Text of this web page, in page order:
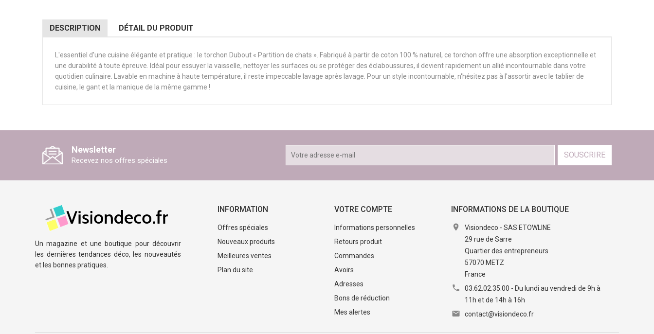
DESCRIPTION DÉTAIL DU PRODUIT
L'essentiel d'une cuisine élégante et pratique : le torchon Dubout « Partition de chats ». Fabriqué à partir de coton 100 % naturel, ce torchon offre une absorption exceptionnelle et
une durabilité à toute épreuve. Idéal pour essuyer la vaisselle, nettoyer les surfaces ou se protéger des éclaboussures, il devient rapidement un allié incontournable dans votre
quotidien culinaire. Lavable en machine à haute température, il reste impeccable lavage après lavage. Pour un style incontournable, n'hésitez pas à l'assortir avec le tablier de
cuisine, le gant et la manique de la même gamme !
Newsletter
Recevez nos offres spéciales
SOUSCRIRE
Un magazine et une boutique pour découvrir
les dernières tendances déco, les nouveautés
et les bonnes pratiques.
INFORMATION
Offres spéciales
Nouveaux produits
Meilleures ventes
Plan du site
VOTRE COMPTE
Informations personnelles
Retours produit
Commandes
Avoirs
Adresses
Bons de réduction
Mes alertes
INFORMATIONS DE LA BOUTIQUE

Visiondeco - SAS ETOWLINE
29 rue de Sarre
Quartier des entrepreneurs
57070 METZ
France

03.62.02.35.00 - Du lundi au vendredi de 9h à
11h et de 14h à 16h
 contact@visiondeco.fr